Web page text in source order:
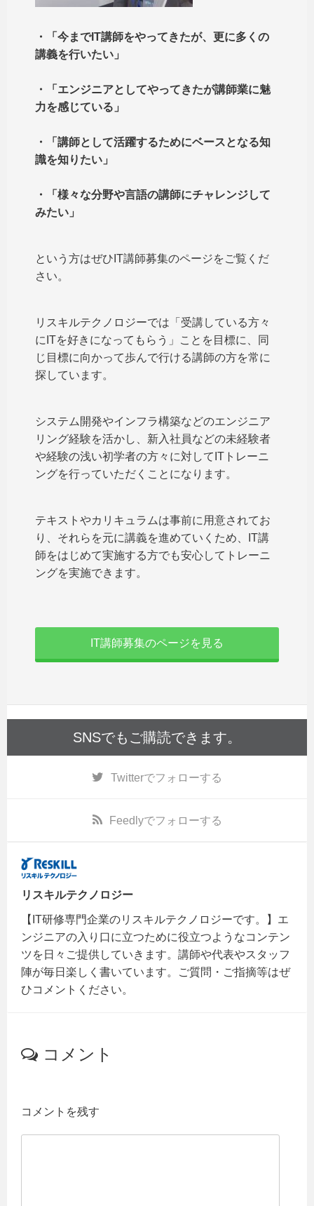
・「今までIT講師をやってきたが、更に多くの
講義を行いたい」
・「エンジニアとしてやってきたが講師業に魅
力を感じている」
・「講師として活躍するためにベースとなる知
識を知りたい」
・「様々な分野や言語の講師にチャレンジして
みたい」
という方はぜひIT講師募集のページをご覧くだ
さい。
リスキルテクノロジーでは「受講している方々
にITを好きになってもらう」ことを目標に、同
じ目標に向かって歩んで行ける講師の方を常に
探しています。
システム開発やインフラ構築などのエンジニア
リング経験を活かし、新入社員などの未経験者
や経験の浅い初学者の方々に対してITトレーニ
ングを行っていただくことになります。
テキストやカリキュラムは事前に用意されてお
り、それらを元に講義を進めていくため、IT講
師をはじめて実施する方でも安心してトレーニ
ングを実施できます。
IT講師募集のページを見る
SNSでもご購読できます。
Twitterでフォローする
Feedlyでフォローする
リスキルテクノロジー
【IT研修専門企業のリスキルテクノロジーです。】エ
ンジニアの入り口に立つために役立つようなコンテン
ツを日々ご提供していきます。講師や代表やスタッフ
陣が毎日楽しく書いています。ご質問・ご指摘等はぜ
ひコメントください。
コメント
コメントを残す